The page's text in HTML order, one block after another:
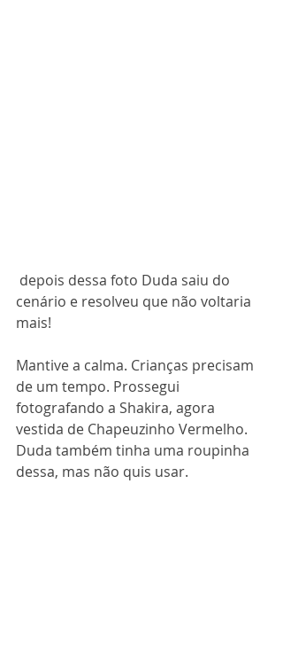
cenário e resolveu que não voltaria
mais!
Mantive a calma. Crianças precisam
de um tempo. Prossegui
fotografando a Shakira, agora
vestida de Chapeuzinho Vermelho.
Duda também tinha uma roupinha
dessa, mas não quis usar.